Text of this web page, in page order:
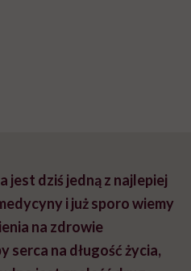
dziś jedną z najlepiej
i już sporo wiemy
na zdrowie
serca na długość życia,